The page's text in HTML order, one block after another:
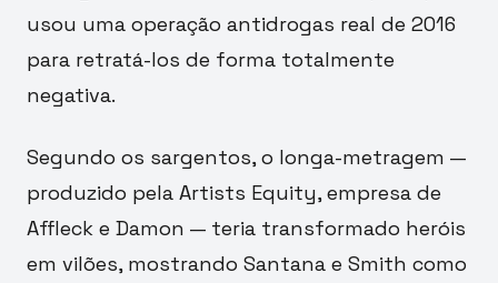
usou uma operação antidrogas real de 2016
para retratá-los de forma totalmente
negativa.
Segundo os sargentos, o longa-metragem —
produzido pela Artists Equity, empresa de
Affleck e Damon — teria transformado heróis
em vilões, mostrando Santana e Smith como